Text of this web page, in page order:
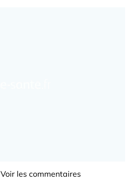
WhatsApp
Voir les commentaires